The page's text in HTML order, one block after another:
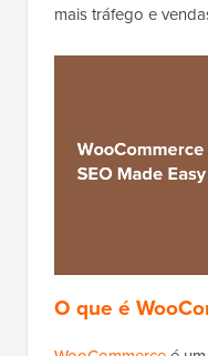
mais tráfego e
O que é